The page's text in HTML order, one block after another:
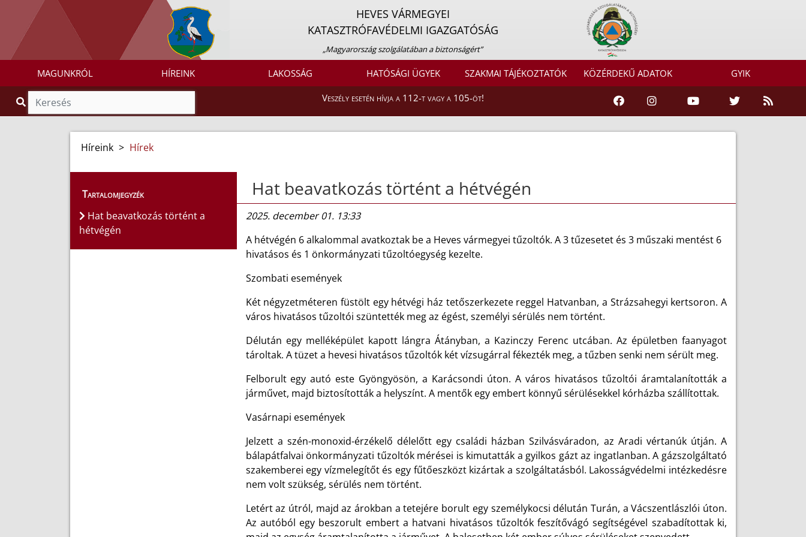
HEVES VÁRMEGYEI
KATASZTRÓFAVÉDELMI IGAZGATÓSÁG
„Magyarország szolgálatában a biztonságért”
MAGUNKRÓL HÍREINK LAKOSSÁG HATÓSÁGI ÜGYEK SZAKMAI TÁJÉKOZTATÓK KÖZÉRDEKŰ ADATOK GYIK
Veszély esetén hívja a 112-t vagy a 105-öt!
Híreink > Hírek
Tartalomjegyzék
Hat beavatkozás történt a
hétvégén
Hat beavatkozás történt a hétvégén
2025. december 01. 13:33
A hétvégén 6 alkalommal avatkoztak be a Heves vármegyei tűzoltók. A 3 tűzesetet és 3 műszaki mentést 6
hivatásos és 1 önkormányzati tűzoltóegység kezelte.
Szombati események
Két négyzetméteren füstölt egy hétvégi ház tetőszerkezete reggel Hatvanban, a Strázsahegyi kertsoron. A
város hivatásos tűzoltói szüntették meg az égést, személyi sérülés nem történt.
Délután egy melléképület kapott lángra Átányban, a Kazinczy Ferenc utcában. Az épületben faanyagot
tároltak. A tüzet a hevesi hivatásos tűzoltók két vízsugárral fékezték meg, a tűzben senki nem sérült meg.
Felborult egy autó este Gyöngyösön, a Karácsondi úton. A város hivatásos tűzoltói áramtalanították a
járművet, majd biztosították a helyszínt. A mentők egy embert könnyű sérülésekkel kórházba szállítottak.
Vasárnapi események
Jelzett a szén-monoxid-érzékelő délelőtt egy családi házban Szilvásváradon, az Aradi vértanúk útján. A
bálapátfalvai önkormányzati tűzoltók mérései is kimutatták a gyilkos gázt az ingatlanban. A gázszolgáltató
szakemberei egy vízmelegítőt és egy fűtőeszközt kizártak a szolgáltatásból. Lakosságvédelmi intézkedésre
nem volt szükség, sérülés nem történt.
Letért az útról, majd az árokban a tetejére borult egy személykocsi délután Turán, a Vácszentlászlói úton.
Az autóból egy beszorult embert a hatvani hivatásos tűzoltók feszítővágó segítségével szabadítottak ki,